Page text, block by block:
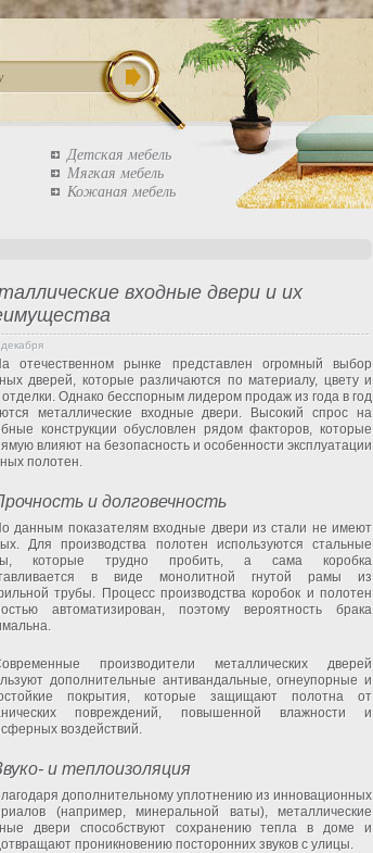
Детская мебель
Мягкая мебель
Кожаная мебель
входные двери и их
отечественном рынке представлен огромный выбор
дверей, которые различаются по материалу, цвету и
отделки. Однако бесспорным лидером продаж из года в год
металлические входные двери. Высокий спрос на
конструкции обусловлен рядом факторов, которые
влияют на безопасность и особенности эксплуатации
полотен.
и долговечность
данным показателям входные двери из стали не имеют
Для производства полотен используются стальные
которые трудно пробить, а сама коробка
в виде монолитной гнутой рамы из
трубы. Процесс производства коробок и полотен
автоматизирован, поэтому вероятность брака
производители металлических дверей
дополнительные антивандальные, огнеупорные и
покрытия, которые защищают полотна от
повреждений, повышенной влажности и
воздействий.
и теплоизоляция
дополнительному уплотнению из инновационных
(например, минеральной ваты), металлические
двери способствуют сохранению тепла в доме и
проникновению посторонних звуков с улицы.